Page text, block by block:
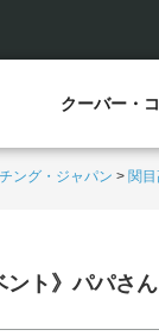
クーバー・
ング・ジャパン > 関
ント》パパさ